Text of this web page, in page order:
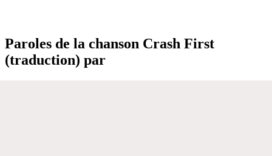
Paroles de la chanson Crash First
(traduction) par